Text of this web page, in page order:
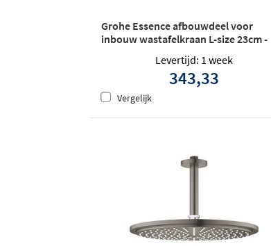
Grohe Essence afbouwdeel voor
inbouw wastafelkraan L-size 23cm -
Hard graphite geborsteld
Levertijd: 1 week
343,33
Vergelijk